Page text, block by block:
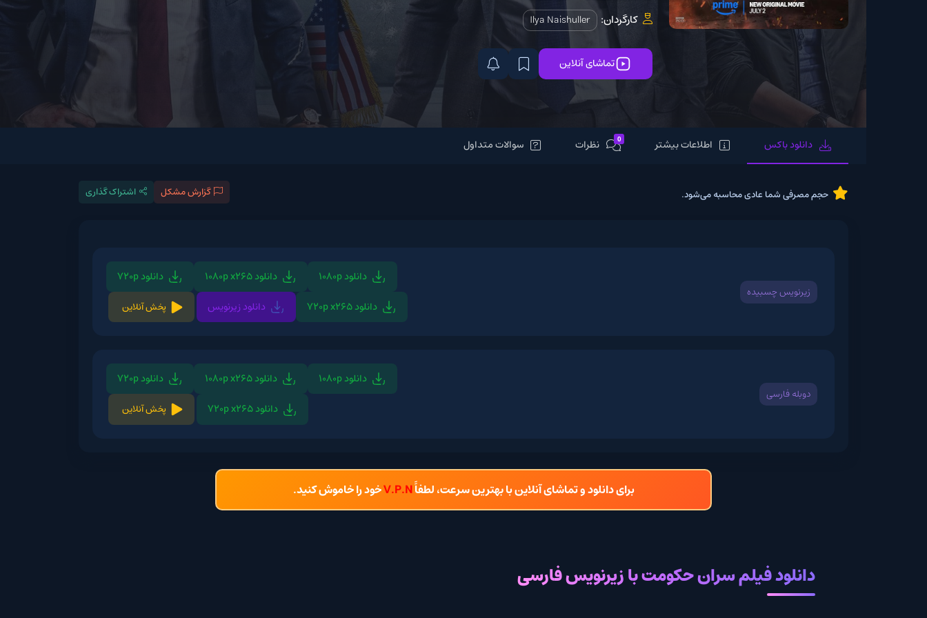
کارگردان: Ilya Naishuller
تماشای آنلاین
دانلود باکس اطلاعات بیشتر نظرات سوالات متداول
حجم مصرفی شما عادی محاسبه می‌شود. گزارش مشکل اشتراک گذاری
زیرنویس چسبیده
دانلود 1080p x265
دانلود 720p
دانلود زیرنویس پخش آنلاین
دانلود 1080p x265
دانلود 720p
پخش آنلاین
برای دانلود و تماشای آنلاین با بهترین سرعت، لطفاًV.P.Nخود را خاموش کنید.
دانلود فیلم سران حکومت با زیرنویس فارسی